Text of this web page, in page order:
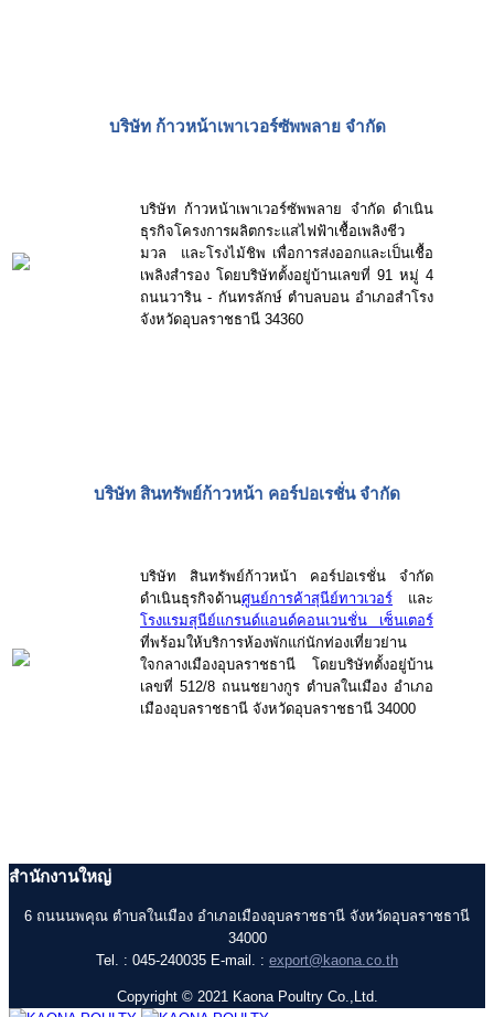
บริษัท ก้าวหน้าเพาเวอร์ซัพพลาย จำกัด
บริษัท ก้าวหน้าเพาเวอร์ซัพพลาย จำกัด ดำเนิน
ธุรกิจโครงการผลิตกระแสไฟฟ้าเชื้อเพลิงชีว
มวล และโรงไม้ชิพ เพื่อการส่งออกและเป็นเชื้อ
เพลิงสำรอง โดยบริษัทตั้งอยู่บ้านเลขที่ 91 หมู่ 4
ถนนวาริน - กันทรลักษ์ ตำบลบอน อำเภอสำโรง
จังหวัดอุบลราชธานี 34360
บริษัท สินทรัพย์ก้าวหน้า คอร์ปอเรชั่น จำกัด
บริษัท สินทรัพย์ก้าวหน้า คอร์ปอเรชั่น จำกัด
ดำเนินธุรกิจด้านศูนย์การค้าสุนีย์ทาวเวอร์ และ
โรงแรมสุนีย์แกรนด์แอนด์คอนเวนชั่น เซ็นเตอร์
ที่พร้อมให้บริการห้องพักแก่นักท่องเที่ยวย่าน
ใจกลางเมืองอุบลราชธานี โดยบริษัทตั้งอยู่บ้าน
เลขที่ 512/8 ถนนชยางกูร ตำบลในเมือง อำเภอ
เมืองอุบลราชธานี จังหวัดอุบลราชธานี 34000
สำนักงานใหญ่
6 ถนนนพคุณ ตำบลในเมือง อำเภอเมืองอุบลราชธานี จังหวัดอุบลราชธานี
34000
Tel. : 045-240035 E-mail. : export@kaona.co.th
Copyright © 2021 Kaona Poultry Co.,Ltd.